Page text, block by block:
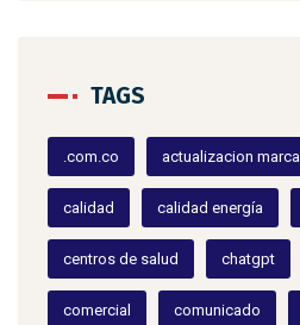
TAGS
.com.co actualizacion marca
calidad calidad energía
centros de salud chatgpt
comercial comunicado